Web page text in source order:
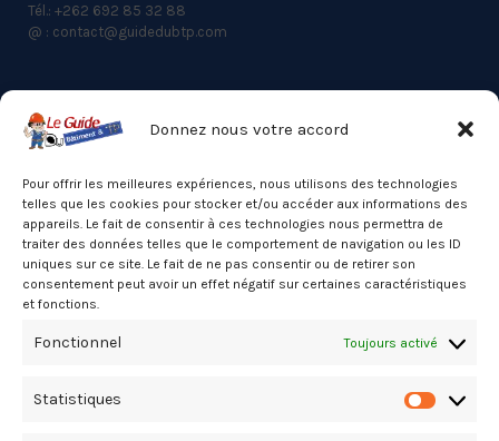
Donnez nous votre accord
Pour offrir les meilleures expériences, nous utilisons des technologies
telles que les cookies pour stocker et/ou accéder aux informations des
appareils. Le fait de consentir à ces technologies nous permettra de
traiter des données telles que le comportement de navigation ou les ID
uniques sur ce site. Le fait de ne pas consentir ou de retirer son
consentement peut avoir un effet négatif sur certaines caractéristiques
et fonctions.
Fonctionnel Toujours activé
Statistiques
Tél.: +262 692 85 32 88
@ : contact@guidedubtp.com
ACCES RAPIDE
Actualités du BTP
Annuaire
Besoin d’un professionnel ?
Mentions légales
Politique de cookies (UE)